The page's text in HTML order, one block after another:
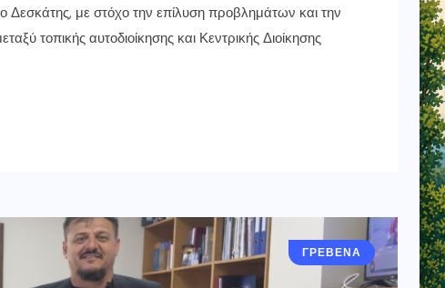
με στόχο την επίλυση προβλημάτων και την
τοπικής αυτοδιοίκησης και Κεντρικής Διοίκησης
ΓΡΕΒΕΝΑ